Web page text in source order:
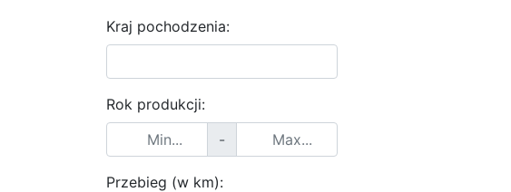
Kraj pochodzenia:
Rok produkcji:
-
Przebieg (w km):